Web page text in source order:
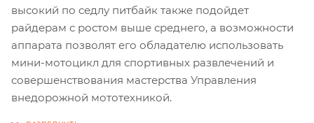
высокий по седлу питбайк также подойдет
райдерам с ростом выше среднего, а возможности
аппарата позволят его обладателю использовать
мини-мотоцикл для спортивных развлечений и
совершенствования мастерства Управления
внедорожной мототехникой.